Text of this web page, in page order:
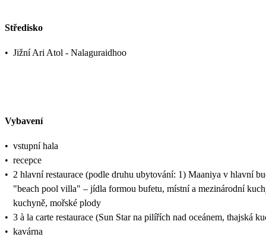
Středisko
• Jižní Ari Atol - Nalaguraidhoo
Vybavení
• vstupní hala
• recepce
• 2 hlavní restaurace (podle druhu ubytování: 1) Maaniya v hlavní
"beach pool villa" – jídla formou bufetu, místní a mezinárodní
kuchyně, mořské plody
• 3 à la carte restaurace (Sun Star na pilířích nad oceánem, thajská
• kavárna